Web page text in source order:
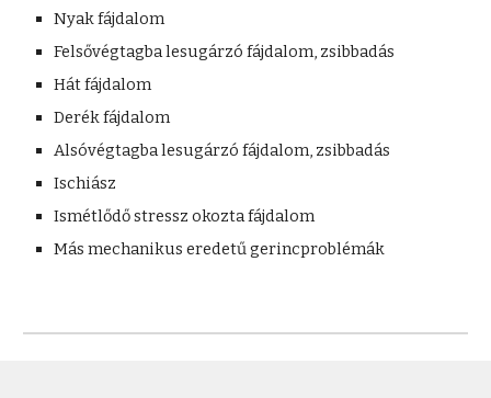
Nyak fájdalom
Felsővégtagba lesugárzó fájdalom, zsibbadás
Hát fájdalom
Derék fájdalom
Alsóvégtagba lesugárzó fájdalom, zsibbadás
Ischiász
Ismétlődő stressz okozta fájdalom
Más mechanikus eredetű gerincproblémák